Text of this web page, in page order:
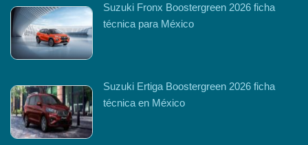
Suzuki Fronx Boostergreen 2026 ficha
técnica para México
Suzuki Ertiga Boostergreen 2026 ficha
técnica en México